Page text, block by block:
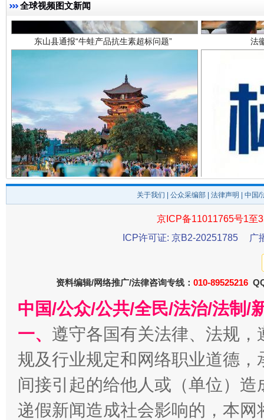
全球视频图文新闻
东山县通报“牛蛙产品抗生素超标问题”
千年窑火 生生不息
揭开“小金库”的免责幌子
关于我们 公众采编部 法律声明 | 中国
京ICP备11011765号1至
ICP许可证: 京B2-20251785
广
资料编辑/网络推广/法律咨询专线： 010-89525216
中国/公众/公共/全民/法治/法制/
一、 遵守各国有关法律、法规
规及行业规定和网络职业道德
间接引起的给他人或（单位）
递假新闻造成社会影响的，本